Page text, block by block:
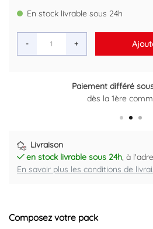
En stock livrable sous 24h
- +
Retour gratuit
Plus
Livraison
en stock livrable sous 24h, à
En savoir plus les conditions de
Composez votre pack